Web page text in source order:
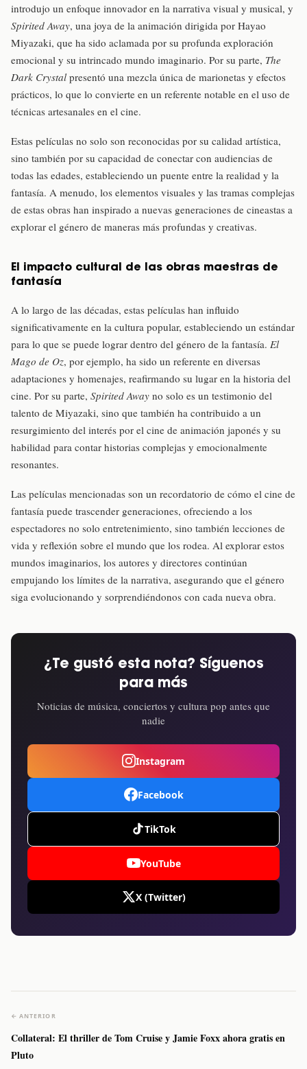
introdujo un enfoque innovador en la narrativa visual y musical, y
Spirited Away, una joya de la animación dirigida por Hayao
Miyazaki, que ha sido aclamada por su profunda exploración
emocional y su intrincado mundo imaginario. Por su parte, The
Dark Crystalpresentó una mezcla única de marionetas y efectos
prácticos, lo que lo convierte en un referente notable en el uso de
técnicas artesanales en el cine.
Estas películas no solo son reconocidas por su calidad artística,
sino también por su capacidad de conectar con audiencias de
todas las edades, estableciendo un puente entre la realidad y la
fantasía. A menudo, los elementos visuales y las tramas complejas
de estas obras han inspirado a nuevas generaciones de cineastas a
explorar el género de maneras más profundas y creativas.
El impacto cultural de las obras maestras de
fantasía
A lo largo de las décadas, estas películas han influido
significativamente en la cultura popular, estableciendo un estándar
para lo que se puede lograr dentro del género de la fantasía. El
Mago de Oz, por ejemplo, ha sido un referente en diversas
adaptaciones y homenajes, reafirmando su lugar en la historia del
cine. Por su parte, Spirited Away no solo es un testimonio del
talento de Miyazaki, sino que también ha contribuido a un
resurgimiento del interés por el cine de animación japonés y su
habilidad para contar historias complejas y emocionalmente
resonantes.
Las películas mencionadas son un recordatorio de cómo el cine de
fantasía puede trascender generaciones, ofreciendo a los
espectadores no solo entretenimiento, sino también lecciones de
vida y reflexión sobre el mundo que los rodea. Al explorar estos
mundos imaginarios, los autores y directores continúan
empujando los límites de la narrativa, asegurando que el género
siga evolucionando y sorprendiéndonos con cada nueva obra.
¿Te gustó esta nota? Síguenos
para más
Noticias de música, conciertos y cultura pop antes que
nadie
Instagram
Facebook
TikTok
YouTube
X (Twitter)
← ANTERIOR
Collateral: El thriller de Tom Cruise y Jamie Foxx ahora gratis en
Pluto